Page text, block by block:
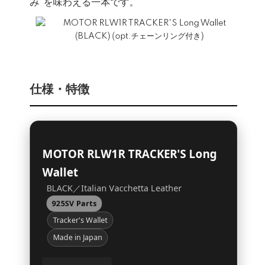
み”を味わえる一本です。
仕様・特徴
MOTOR RLW1R TRACKER'S Long
Wallet
BLACK／Italian Vacchetta Leather
925SV Parts
Tracker's Wallet
Made in Japan